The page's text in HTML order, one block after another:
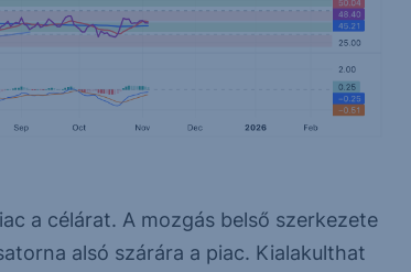
a célárat. A mozgás belső szerkezete
alsó szárára a piac. Kialakulthat